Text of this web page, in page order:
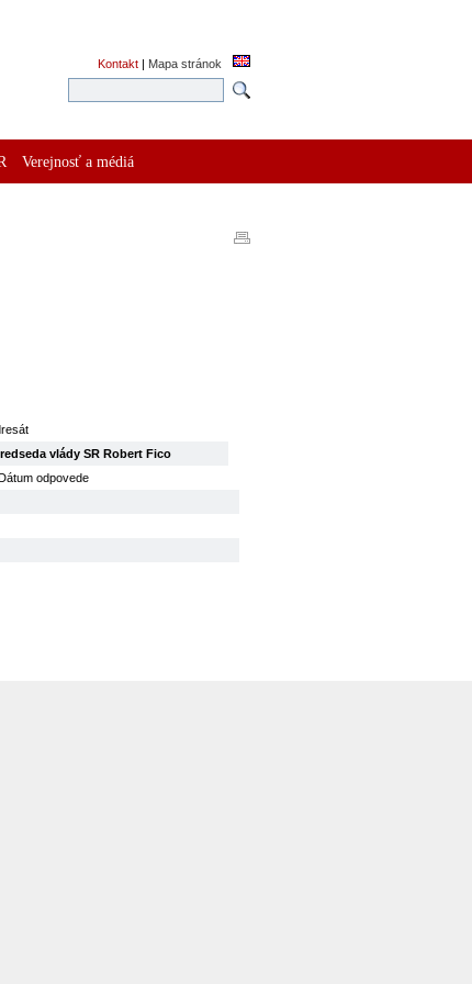
Kontakt | Mapa stránok
Verejnosť a médiá
vlády SR Robert Fico
odpovede